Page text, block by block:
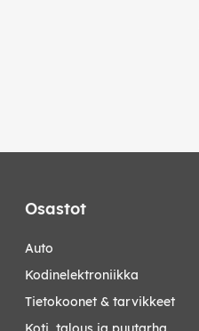
Osastot
auto
kodinelektroniikka
tietokoonet & tarvikkeet